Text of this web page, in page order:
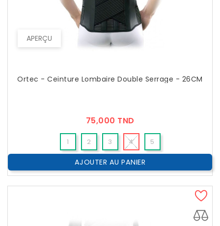
APERÇU
Ortec - Ceinture Lombaire Double Serrage - 26CM
75,000 TND
1 2 3 4 5
AJOUTER AU PANIER